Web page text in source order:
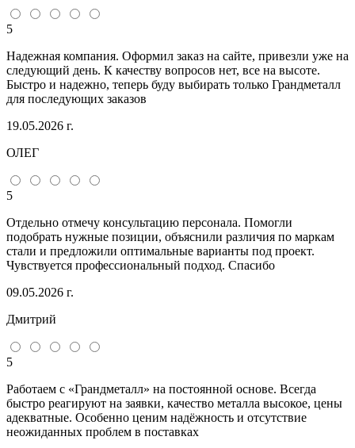
5
Надежная компания. Оформил заказ на сайте, привезли уже на
следующий день. К качеству вопросов нет, все на высоте.
Быстро и надежно, теперь буду выбирать только Грандметалл
для последующих заказов
19.05.2026 г.
ОЛЕГ
5
Отдельно отмечу консультацию персонала. Помогли
подобрать нужные позиции, объяснили различия по маркам
стали и предложили оптимальные варианты под проект.
Чувствуется профессиональный подход. Спасибо
09.05.2026 г.
Дмитрий
5
Работаем с «Грандметалл» на постоянной основе. Всегда
быстро реагируют на заявки, качество металла высокое, цены
адекватные. Особенно ценим надёжность и отсутствие
неожиданных проблем в поставках